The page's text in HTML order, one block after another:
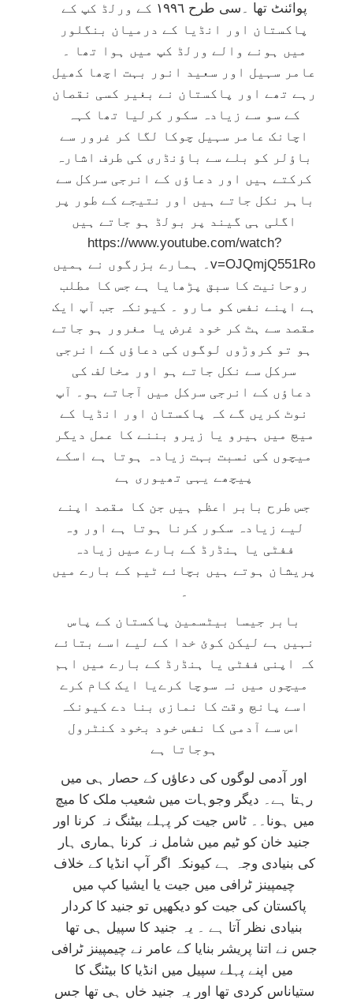
پوائنٹ تھا ۔سی طرح ١٩٩٦ کے ورلڈ کپ کے
پاکستان اور انڈیا کے درمیان بنگلور
میں ہونے والے ورلڈ کپ میں ہوا تھا ۔
عامر سہیل اور سعید انور بہت اچھا کھیل
رہے تھے اور پاکستان نے بغیر کسی نقصان
کے سو سے زیادہ سکور کرلیا تھا کہہ
اچانک عامر سہیل چوکا لگا کر غرور سے
باؤلر کو بلے سے باؤنڈری کی طرف اشارہ
کرکتے ہیں اور دعاؤں کے انرجی سرکل سے
باہر نکل جاتے ہیں اور نتیجے کے طور پر
اگلی ہی گیند پر بولڈ ہو جاتے ہیں
https://www.youtube.com/watch?
v=OJQmjQ551Ro۔ ہمارے بزرگوں نے ہمیں
روحانیت کا سبق پڑھایا ہے جس کا مطلب
ہے اپنے نفس کو مارو ۔ کیونکہ جب آپ ایک
مقصد سے ہٹ کر خود غرض یا مغرور ہو جاتے
ہو تو کروڑوں لوگوں کی دعاؤں کے انرجی
سرکل سے نکل جاتے ہو اور مخالف کی
دعاؤں کے انرجی سرکل میں آجاتے ہو۔ آپ
نوٹ کریں گے کہ پاکستان اور انڈیا کے
میچ میں ہیرو یا زیرو بننے کا عمل دیگر
میچوں کی نسبت بہت زیادہ ہوتا ہے اسکے
پیچھے یہی تھیوری ہے
جس طرح بابر اعظم ہیں جن کا مقصد اپنے
لیے زیادہ سکور کرنا ہوتا ہے اور وہ
ففٹی یا ہنڈرڈ کے بارے میں زیادہ
پریشان ہوتے ہیں بچائے ٹیم کے بارے میں
۔
بابر جیسا بیٹسمین پاکستان کے پاس
نہیں ہے لیکن کوئ خدا کے لیے اسے بتائے
کہ اپنی ففٹی یا ہنڈرڈ کے بارے میں اہم
میچوں میں نہ سوچا کرےیا ایک کام کرے
اسے پانچ وقت کا نمازی بنا دے کیونکہ
اس سے آدمی کا نفس خود بخود کنٹرول
ہوجاتا ہے
اور آدمی لوگوں کی دعاؤں کے حصار ہی میں
رہتا ہے۔ دیگر وجوہات میں شعیب ملک کا میچ
میں ہونا۔۔ ٹاس جیت کر پہلے بیٹنگ نہ کرنا اور
جنید خان کو ٹیم میں شامل نہ کرنا ہماری ہار
کی بنیادی وجہ ہے کیونکہ اگر آپ انڈیا کے خلاف
چیمپینز ٹرافی میں جیت یا ایشیا کپ میں
پاکستان کی جیت کو دیکھیں تو جنید کا کردار
بنیادی نظر آتا ہے ۔ یہ جنید کا سپیل ہی تھا
جس نے اتنا پریشر بنایا کے عامر نے چیمپینز ٹرافی
میں اپنے پہلے سپیل میں انڈیا کا بیٹنگ کا
ستیاناس کردی تھا اور یہ جنید خاں ہی تھا جس